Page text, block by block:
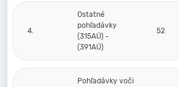
4.
Ostatné
pohľadávky
(315AÚ) -
(391AÚ)
52
Pohľadávky voči